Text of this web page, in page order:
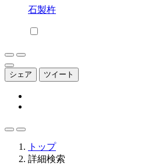
石製杵
シェア ツイート
トップ
詳細検索